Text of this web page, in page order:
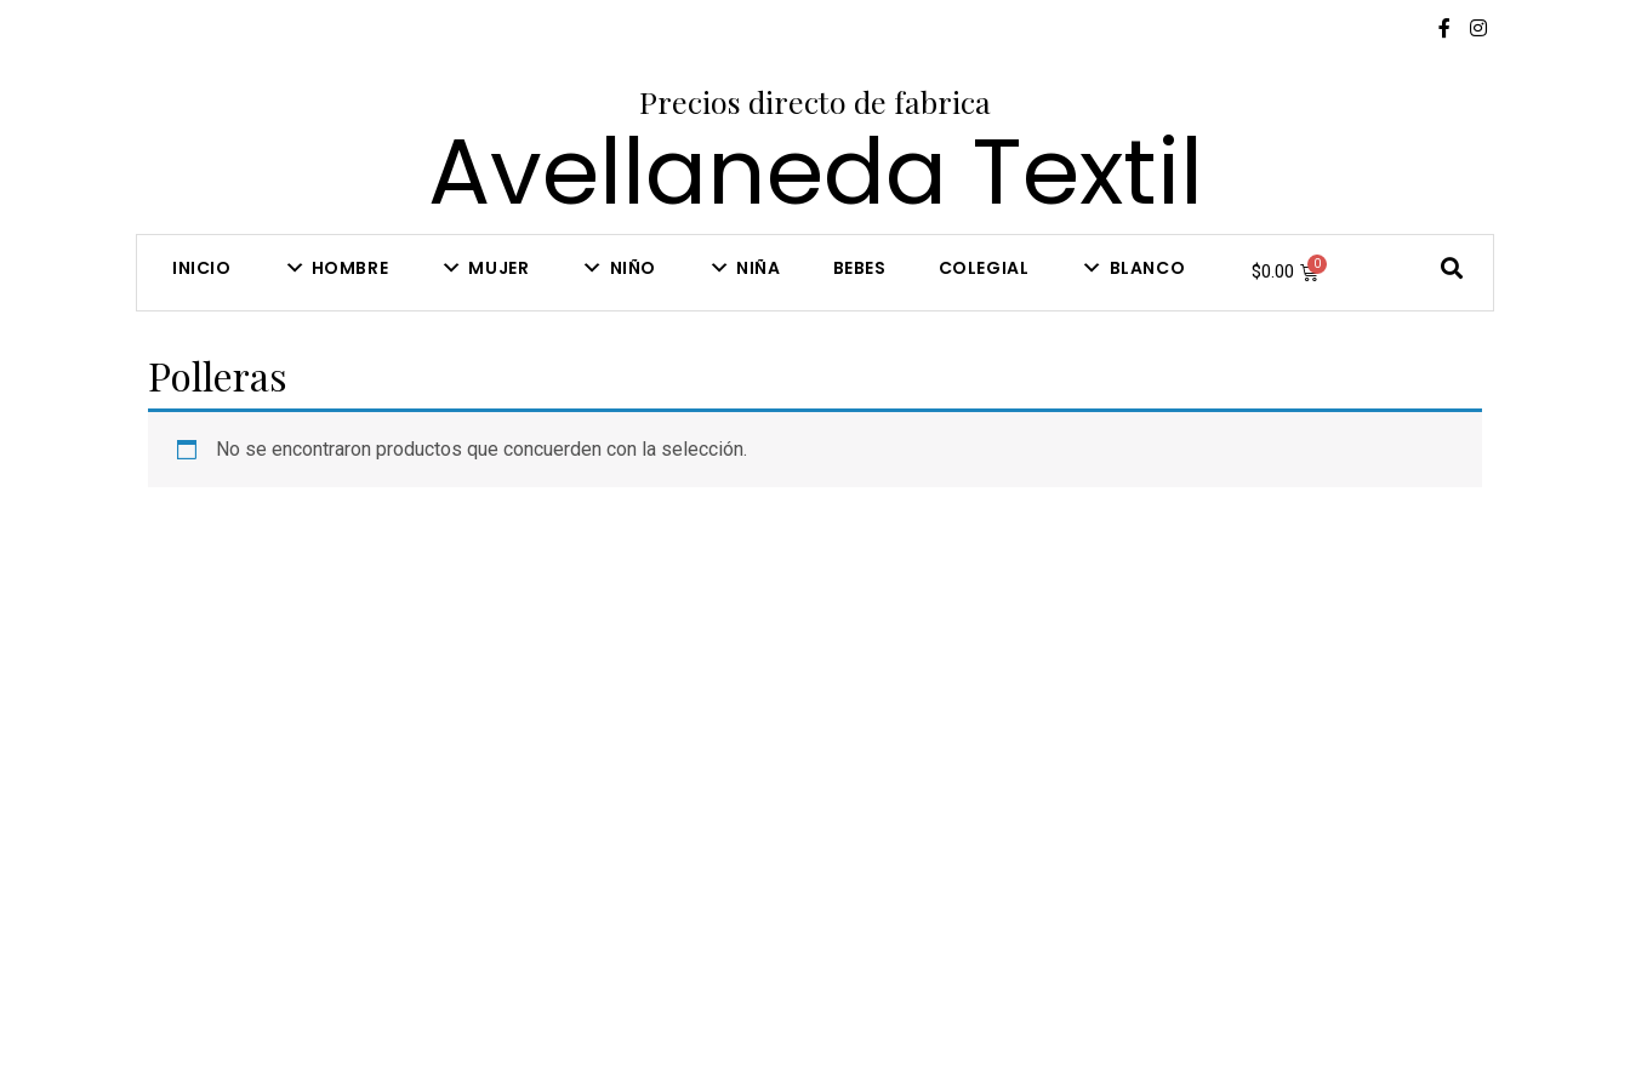
Precios directo de fabrica
Avellaneda Textil
INICIO HOMBRE MUJER NIÑO NIÑA BEBES COLEGIAL BLANCO $0.00
Polleras
No se encontraron productos que concuerden con la selección.